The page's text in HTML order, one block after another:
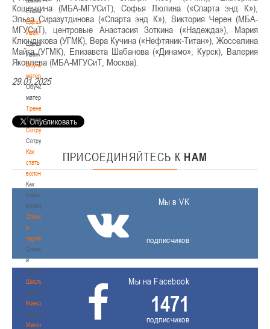
Елена
Едешко
Иван
Едешко
Иван
Обучающие
материалы
Обучающие
материалы
Тренерам
Тренерам
Сотрудничество
Сотрудничество
Как
стать
волонтером
Как
стать
волонтером
Спонсоры
и
партнеры
Спонсоры
и
партнеры
Школы
Школы
Минск
Минск
Минская
Кошечкина (МБА-МГУСиТ), Софья Люлина («Спарта энд К»),
Эльза Сиразутдинова («Спарта энд К»), Виктория Черен (МБА-
МГУСиТ), центровые Анастасия Зоткина («Надежда»), Мария
Клюндикова (УГМК), Вера Кучина («Нефтяник-Титан»), Жосселина
Майга (УГМК), Елизавета Шабанова («Динамо», Курск), Валерия
Яковлева (МБА-МГУСиТ, Москва).
29.01.2025
ПРИСОЕДИНЯЙТЕСЬ К НАМ
Мы в VK
подписчиков
Мы на Facebook
1471
подписчиков